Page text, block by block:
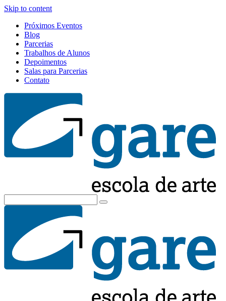
Skip to content
Próximos Eventos
Blog
Parcerias
Trabalhos de Alunos
Depoimentos
Salas para Parcerias
Contato